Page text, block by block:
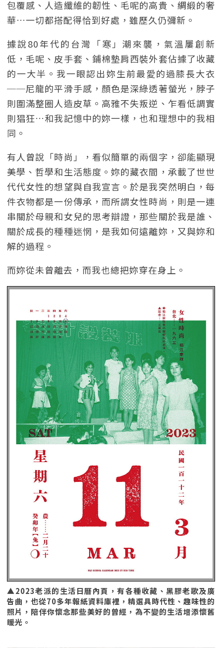
包覆感、人造纖維的韌性、毛呢的高貴、綢緞的奢
華…一切都搭配得恰到好處，雖歷久仍彌新。
據說80年代的台灣「寒」潮來襲，氣溫屢創新
低，毛呢、皮手套、鋪棉墊肩西裝外套佔據了收藏
的一大半。我一眼認出妳生前最愛的過膝長大衣
──尼龍的平滑手感，顏色是深綠透著螢光，脖子
則圍滿整圈人造皮草。高雅不失叛逆、乍看低調實
則猖狂…和我記憶中的妳一樣，也和理想中的我相
同。
有人曾說「時尚」，看似簡單的兩個字，卻能顯現
美學、哲學和生活態度。妳的藏衣間，承載了世世
代代女性的想望與自我宣言。於是我突然明白，每
件衣物都是一份傳承，而所謂女性時尚，則是一連
串關於母親和女兒的思考辯證，那些關於我是誰、
關於成長的種種迷惘，是我如何遠離妳，又與妳和
解的過程。
而妳從未曾離去，而我也總把妳穿在身上。
▲2023老派的生活日曆內頁，有各種收藏、黑膠老歌及廣
告曲，也從70多年報紙資料庫裡，精選具時代性、趣味性的
照片，陪伴你懷念那些美好的曾經，為不變的生活增添懷舊
暖光。